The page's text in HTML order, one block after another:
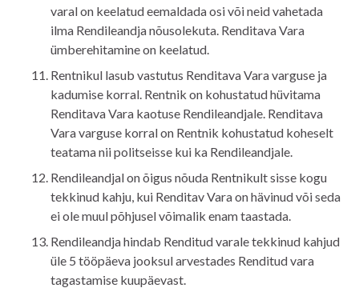
varal on keelatud eemaldada osi või neid vahetada
ilma Rendileandja nõusolekuta. Renditava Vara
ümberehitamine on keelatud.
Rentnikul lasub vastutus Renditava Vara varguse ja
kadumise korral. Rentnik on kohustatud hüvitama
Renditava Vara kaotuse Rendileandjale. Renditava
Vara varguse korral on Rentnik kohustatud koheselt
teatama nii politseisse kui ka Rendileandjale.
Rendileandjal on õigus nõuda Rentnikult sisse kogu
tekkinud kahju, kui Renditav Vara on hävinud või seda
ei ole muul põhjusel võimalik enam taastada.
Rendileandja hindab Renditud varale tekkinud kahjud
üle 5 tööpäeva jooksul arvestades Renditud vara
tagastamise kuupäevast.